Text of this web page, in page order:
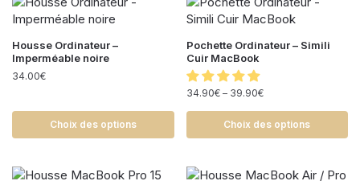
Housse Ordinateur –
Imperméable noire
34.00€
Choix des options
Pochette Ordinateur – Simili
Cuir MacBook
34.90€– 39.90€
Choix des options